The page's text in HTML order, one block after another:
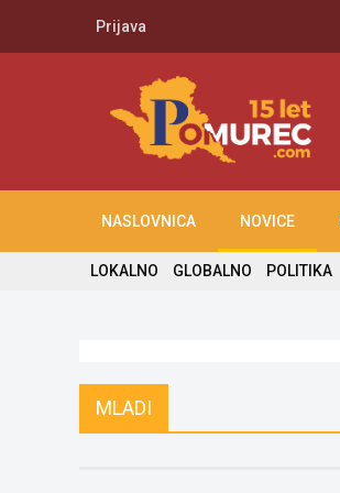
Prijava
NASLOVNICA NOVICE
LOKALNO GLOBALNO POLITIKA
MLADI